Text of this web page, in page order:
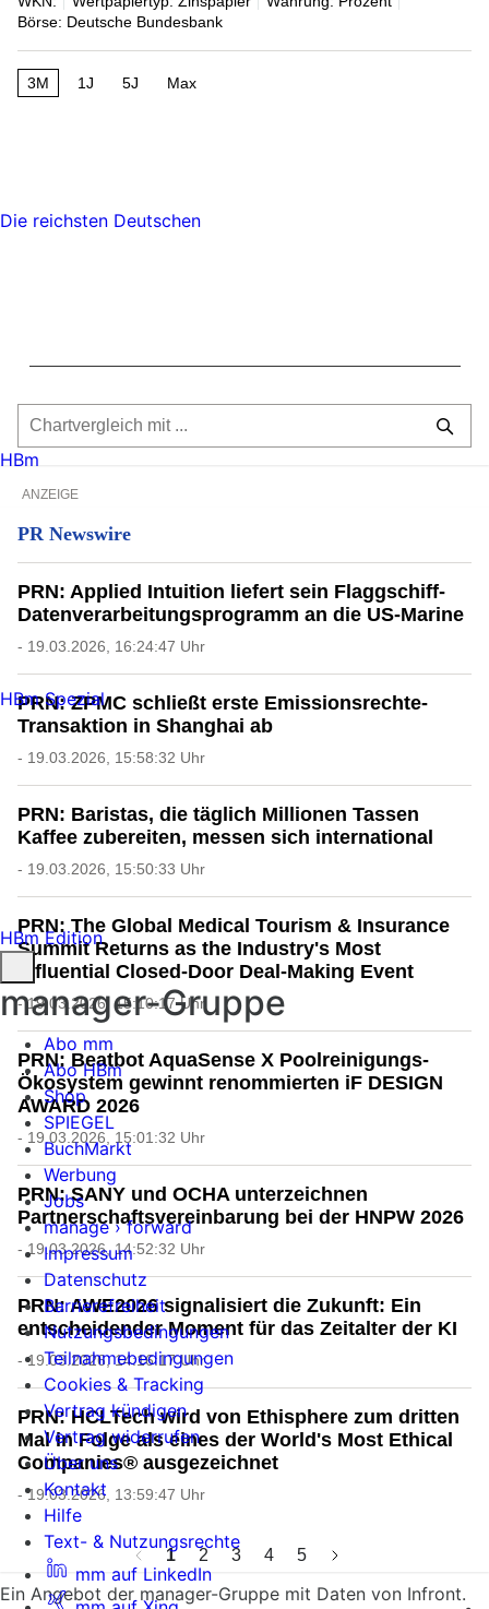
Börse: Deutsche Bundesbank
3M 1J 5J Max
ANZEIGE
PR Newswire
PRN: Applied Intuition liefert sein Flaggschiff-
Datenverarbeitungsprogramm an die US-Marine
- 19.03.2026, 16:24:47 Uhr
PRN: ZPMC schließt erste Emissionsrechte-
Transaktion in Shanghai ab
- 19.03.2026, 15:58:32 Uhr
PRN: Baristas, die täglich Millionen Tassen
Kaffee zubereiten, messen sich international
- 19.03.2026, 15:50:33 Uhr
PRN: The Global Medical Tourism & Insurance
Summit Returns as the Industry's Most
Influential Closed-Door Deal-Making Event
- 19.03.2026, 15:10:17 Uhr
PRN: Beatbot AquaSense X Poolreinigungs-
Ökosystem gewinnt renommierten iF DESIGN
AWARD 2026
- 19.03.2026, 15:01:32 Uhr
PRN: SANY und OCHA unterzeichnen
Partnerschaftsvereinbarung bei der HNPW 2026
- 19.03.2026, 14:52:32 Uhr
PRN: AWE2026 signalisiert die Zukunft: Ein
entscheidender Moment für das Zeitalter der KI
- 19.03.2026, 14:16:17 Uhr
PRN: HCLTech wird von Ethisphere zum dritten
Mal in Folge als eines der World's Most Ethical
Companies® ausgezeichnet
- 19.03.2026, 13:59:47 Uhr
1 2 3 4 5
Ein Angebot der manager-Gruppe mit Daten von Infront.
Die reichsten Deutschen
HBm
HBm Spezial
HBm Edition
manager-Gruppe
Abo mm
Abo HBm
Shop
SPIEGEL
BuchMarkt
Werbung
Jobs
manage › forward
Impressum
Datenschutz
Barrierefreiheit
Nutzungsbedingungen
Teilnahmebedingungen
Cookies & Tracking
Vertrag kündigen
Vertrag widerrufen
Über uns
Kontakt
Hilfe
Text- & Nutzungsrechte
mm auf LinkedIn